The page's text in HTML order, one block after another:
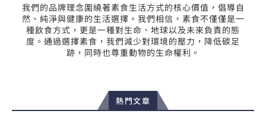
我們的品牌理念圍繞著素食生活方式的核心價值，倡導自
然、純淨與健康的生活選擇。我們相信，素食不僅僅是一
種飲食方式，更是一種對生命、地球以及未來負責的態
度。通過選擇素食，我們減少對環境的壓力，降低碳足
跡，同時也尊重動物的生命權利。
熱門文章